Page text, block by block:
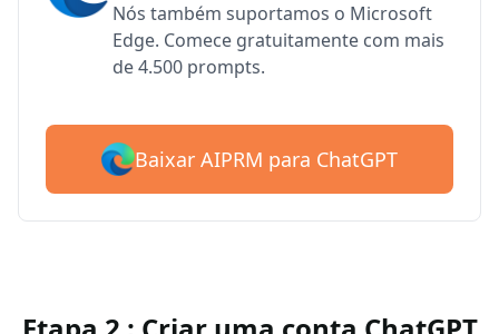
Nós também suportamos o Microsoft
Edge. Comece gratuitamente com mais
de 4.500 prompts.
Baixar AIPRM para ChatGPT